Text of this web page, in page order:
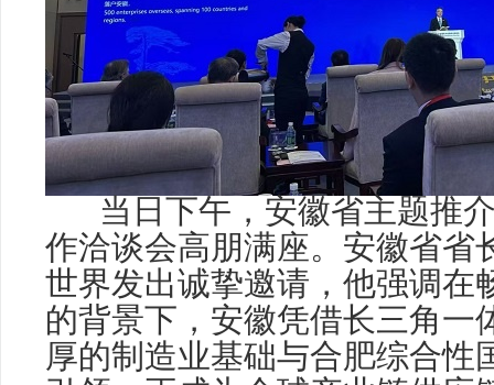
当日下午，安徽省主题推介
作洽谈会高朋满座。安徽省省
世界发出诚挚邀请，他强调在
的背景下，安徽凭借长三角一
厚的制造业基础与合肥综合性